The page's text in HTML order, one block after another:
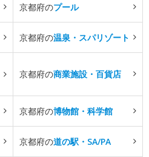
京都府のプール
京都府の温泉・スパリゾート
京都府の商業施設・百貨店
京都府の博物館・科学館
京都府の道の駅・SA/PA